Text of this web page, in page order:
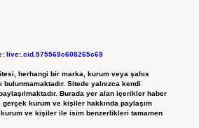
live:.cid.575569c608265c69
herhangi bir marka, kurum veya şahıs
Sitede yalnızca kendi
paylaşılmaktadır. Burada yer alan içerikler haber
gerçek kurum ve kişiler hakkında paylaşım
kurum ve kişiler ile isim benzerlikleri tamamen